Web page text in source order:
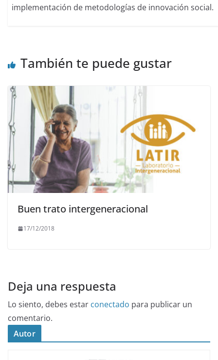
implementación de metodologías de innovación social.
También te puede gustar
Buen trato intergeneracional
17/12/2018
Deja una respuesta
Lo siento, debes estar conectado para publicar un
comentario.
Autor